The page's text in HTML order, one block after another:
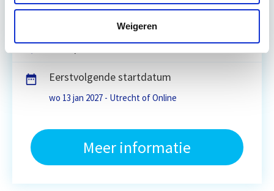
Weigeren
4 uur per week
Eerstvolgende startdatum
wo 13 jan 2027 - Utrecht of Online
Meer informatie